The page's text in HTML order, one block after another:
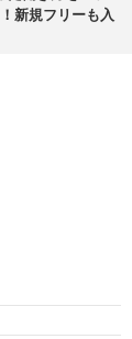
新規フリーも入